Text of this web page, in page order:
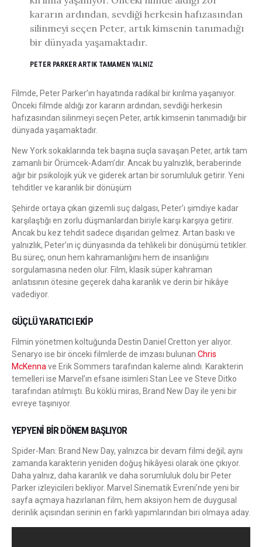
kararın ardından, sevdiği herkesin hafızasından
silinmeyi seçen Peter, artık kimsenin tanımadığı
bir dünyada yaşamaktadır.
PETER PARKER ARTIK TAMAMEN YALNIZ
Filmde, Peter Parker’ın hayatında radikal bir kırılma yaşanıyor.
Önceki filmde aldığı zor kararın ardından, sevdiği herkesin
hafızasından silinmeyi seçen Peter, artık kimsenin tanımadığı bir
dünyada yaşamaktadır.
New York sokaklarında tek başına suçla savaşan Peter, artık tam
zamanlı bir Örümcek-Adam’dır. Ancak bu yalnızlık, beraberinde
ağır bir psikolojik yük ve giderek artan bir sorumluluk getirir. Yeni
tehditler ve karanlık bir dönüşüm
Şehirde ortaya çıkan gizemli suç dalgası, Peter’ı şimdiye kadar
karşılaştığı en zorlu düşmanlardan biriyle karşı karşıya getirir.
Ancak bu kez tehdit sadece dışarıdan gelmez. Artan baskı ve
yalnızlık, Peter’ın iç dünyasında da tehlikeli bir dönüşümü tetikler.
Bu süreç, onun hem kahramanlığını hem de insanlığını
sorgulamasına neden olur. Film, klasik süper kahraman
anlatısının ötesine geçerek daha karanlık ve derin bir hikâye
vadediyor.
GÜÇLÜ YARATICI EKIP
Filmin yönetmen koltuğunda Destin Daniel Cretton yer alıyor.
Senaryo ise bir önceki filmlerde de imzası bulunan Chris
McKenna ve Erik Sommers tarafından kaleme alındı. Karakterin
temelleri ise Marvel’ın efsane isimleri Stan Lee ve Steve Ditko
tarafından atılmıştı. Bu köklü miras, Brand New Day ile yeni bir
evreye taşınıyor.
YEPYENI BIR DÖNEM BAŞLIYOR
Spider-Man: Brand New Day, yalnızca bir devam filmi değil; aynı
zamanda karakterin yeniden doğuş hikâyesi olarak öne çıkıyor.
Daha yalnız, daha karanlık ve daha sorumluluk dolu bir Peter
Parker izleyicileri bekliyor. Marvel Sinematik Evreni’nde yeni bir
sayfa açmaya hazırlanan film, hem aksiyon hem de duygusal
derinlik açısından serinin en farklı yapımlarından biri olmaya aday.